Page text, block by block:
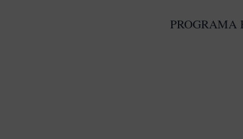
PROGRAMA